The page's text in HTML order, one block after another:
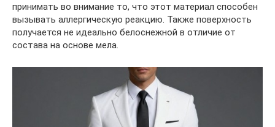
принимать во внимание то, что этот материал способен
вызывать аллергическую реакцию. Также поверхность
получается не идеально белоснежной в отличие от
состава на основе мела.